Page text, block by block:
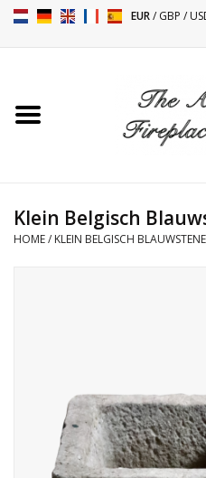
EUR/GBP /
Toebehoren
Decoratieve Outdoor
Objecten
Klein Belgisch
HOME/ KLEIN BELGISCH